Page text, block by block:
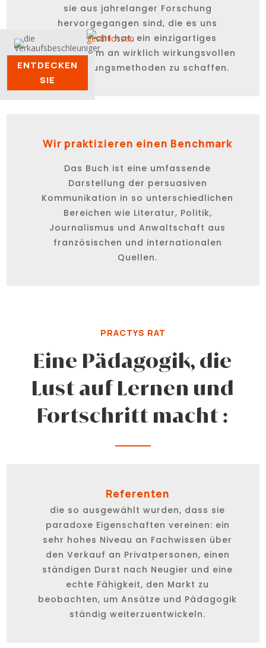
sie aus jahrelanger Forschung
hervorgegangen sind, die es uns
ermöglicht hat, ein einzigartiges
Repositorium an wirklich wirkungsvollen
Überzeugungsmethoden zu schaffen.
Wir praktizieren einen Benchmark
Das Buch ist eine umfassende
Darstellung der persuasiven
Kommunikation in so unterschiedlichen
Bereichen wie Literatur, Politik,
Journalismus und Anwaltschaft aus
französischen und internationalen
Quellen.
PRACTYS RAT
Eine Pädagogik, die
Lust auf Lernen und
Fortschritt macht :
Referenten
die so ausgewählt wurden, dass sie
paradoxe Eigenschaften vereinen: ein
sehr hohes Niveau an Fachwissen über
den Verkauf an Privatpersonen, einen
ständigen Durst nach Neugier und eine
echte Fähigkeit, den Markt zu
beobachten, um Ansätze und Pädagogik
ständig weiterzuentwickeln.
ENTDECKEN
SIE